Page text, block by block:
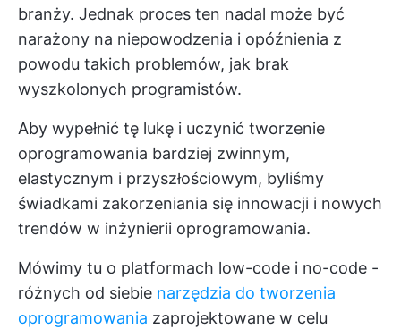
branży. Jednak proces ten nadal może być
narażony na niepowodzenia i opóźnienia z
powodu takich problemów, jak brak
wyszkolonych programistów.
Aby wypełnić tę lukę i uczynić tworzenie
oprogramowania bardziej zwinnym,
elastycznym i przyszłościowym, byliśmy
świadkami zakorzeniania się innowacji i nowych
trendów w inżynierii oprogramowania.
Mówimy tu o platformach low-code i no-code -
różnych od siebie narzędzia do tworzenia
oprogramowania zaprojektowane w celu